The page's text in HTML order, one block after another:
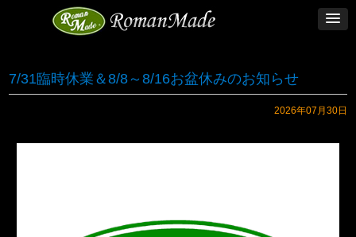
7/31臨時休業＆8/8～8/16お盆休みのお知らせ
2026年07月30日